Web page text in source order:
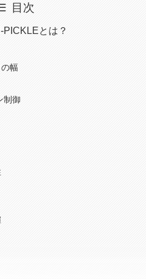
目次
とは？
幅
制御